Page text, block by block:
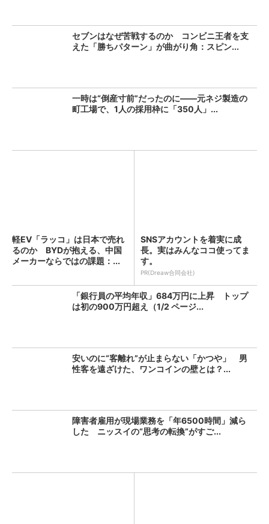
セブンはなぜ苦戦するのか コンビニ王者を支
えた「勝ちパターン」が曲がり角：スピン...
一時は“倒産寸前”だったのに――元ネジ製造の
町工場で、1人の採用枠に「350人」...
軽EV「ラッコ」は日本で売れ
るのか BYDが抱える、中国
メーカーならではの課題：...
SNSアカウントを着実に成
長。実はみんなココ使ってま
す。
PR(Dreaw合同会社)
「銀行員の平均年収」684万円に上昇 トップ
は初の900万円超え（1/2 ページ...
安いのに“客離れ”が止まらない「かつや」 男
性客を遠ざけた、ワンコインの壁とは？...
障害者雇用が現場業務を「年6500時間」減ら
した ニッスイの“思考の転換”がすご...